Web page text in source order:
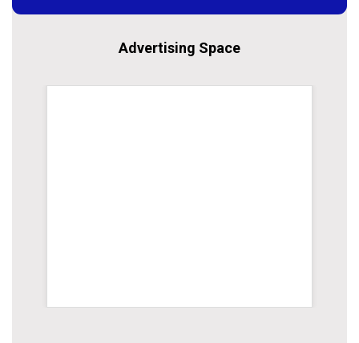
Advertising Space